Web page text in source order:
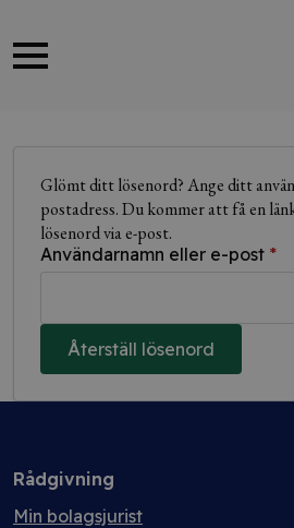
Glömt ditt lösenord? Ange ditt
postadress. Du kommer att få en
lösenord via e-post.
Användarnamn eller e-post *
Återställ lösenord
Rådgivning
Min bolagsjurist